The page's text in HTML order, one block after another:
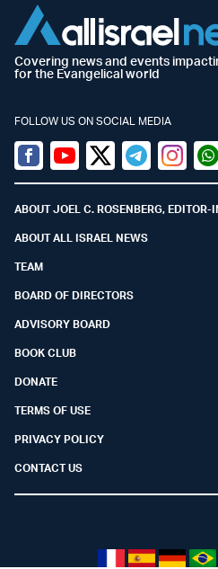
Covering news and events
for the Evangelical world
FOLLOW US ON SOCIAL MEDIA
Facebook
YoutubeTwitter (X)
Telegram
ABOUT JOEL C. ROSENBERG, EDITOR-
ABOUT ALL ISRAEL NEWS
TEAM
BOARD OF DIRECTORS
ADVISORY BOARD
BOOK CLUB
DONATE
TERMS OF USE
PRIVACY POLICY
CONTACT US